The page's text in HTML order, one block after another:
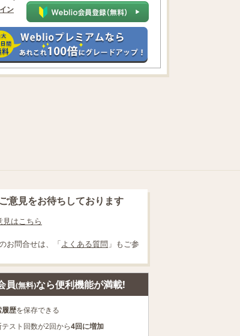
ン
意見をお待ちしております
はこちら
お問合せは、「よくある質問 」もご参
員(無料)なら便利機能が満載!
履歴を保存できる
スト回数が2回から4回に増加